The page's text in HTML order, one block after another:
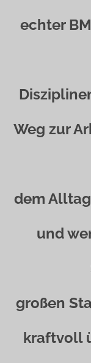
echter
Weg zur
dem
und
großen
kraftvoll